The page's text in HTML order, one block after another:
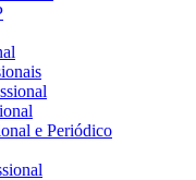
e Periódico